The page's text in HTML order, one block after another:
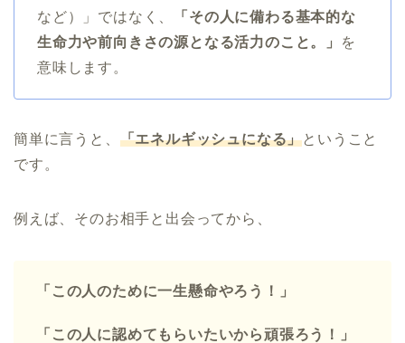
など）」ではなく、
「その人に備わる基本的な
生命力や前向きさの源となる活力のこと。」
を
意味します。
簡単に言うと、 「エネルギッシュになる」ということ
です。
例えば、そのお相手と出会ってから、
「この人のために一生懸命やろう！」
「この人に認めてもらいたいから頑張ろう！」